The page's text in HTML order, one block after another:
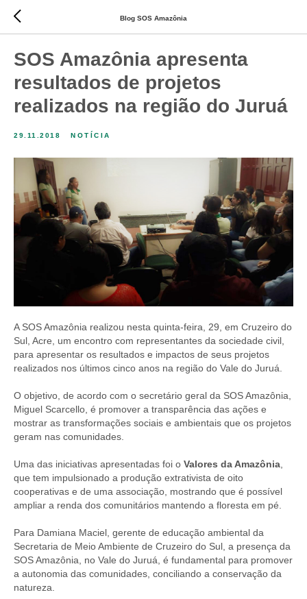
Blog SOS Amazônia
SOS Amazônia apresenta
resultados de projetos
realizados na região do Juruá
29.11.2018 NOTÍCIA
A SOS Amazônia realizou nesta quinta-feira, 29, em Cruzeiro do
Sul, Acre, um encontro com representantes da sociedade civil,
para apresentar os resultados e impactos de seus projetos
realizados nos últimos cinco anos na região do Vale do Juruá.
O objetivo, de acordo com o secretário geral da SOS Amazônia,
Miguel Scarcello, é promover a transparência das ações e
mostrar as transformações sociais e ambientais que os projetos
geram nas comunidades.
Uma das iniciativas apresentadas foi o Valores da Amazônia,
que tem impulsionado a produção extrativista de oito
cooperativas e de uma associação, mostrando que é possível
ampliar a renda dos comunitários mantendo a floresta em pé.
Para Damiana Maciel, gerente de educação ambiental da
Secretaria de Meio Ambiente de Cruzeiro do Sul, a presença da
SOS Amazônia, no Vale do Juruá, é fundamental para promover
a autonomia das comunidades, conciliando a conservação da
natureza.